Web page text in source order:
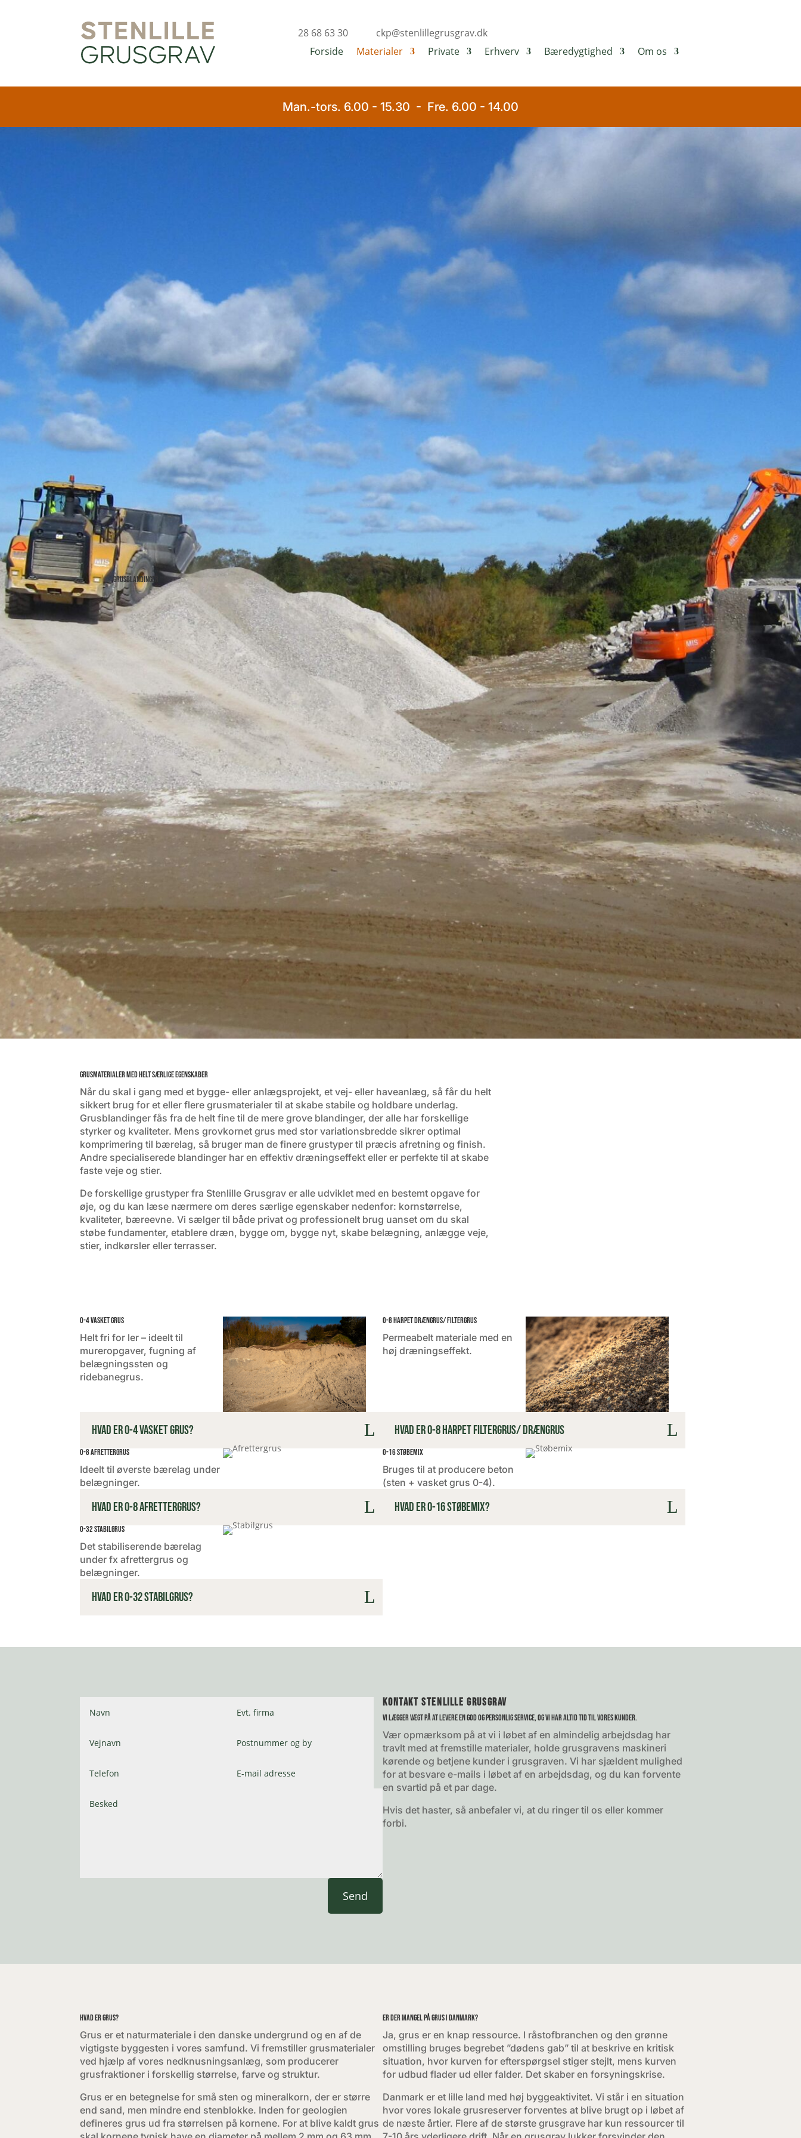
28 68 63 30
ckp@stenlillegrusgrav.dk
Forside
Materialer Private Erhverv Bæredygtighed Om os
Man.-tors. 6.00 - 15.30 - Fre. 6.00 - 14.00
grusblandinger
Grusmaterialer med helt særlige egenskaber
Når du skal i gang med et bygge- eller anlægsprojekt, et vej- eller haveanlæg, så får du helt
sikkert brug for et eller flere grusmaterialer til at skabe stabile og holdbare underlag.
Grusblandinger fås fra de helt fine til de mere grove blandinger, der alle har forskellige
styrker og kvaliteter. Mens grovkornet grus med stor variationsbredde sikrer optimal
komprimering til bærelag, så bruger man de finere grustyper til præcis afretning og finish.
Andre specialiserede blandinger har en effektiv dræningseffekt eller er perfekte til at skabe
faste veje og stier.
De forskellige grustyper fra Stenlille Grusgrav er alle udviklet med en bestemt opgave for
øje, og du kan læse nærmere om deres særlige egenskaber nedenfor: kornstørrelse,
kvaliteter, bæreevne. Vi sælger til både privat og professionelt brug uanset om du skal
støbe fundamenter, etablere dræn, bygge om, bygge nyt, skabe belægning, anlægge veje,
stier, indkørsler eller terrasser.
0-4 vasket grus
Helt fri for ler – ideelt til
mureropgaver, fugning af
belægningssten og
ridebanegrus.
Hvad er 0-4 vasket grus?
0-8 harpet drængrus/ filtergrus
Permeabelt materiale med en
høj dræningseffekt.
Hvad er 0-8 harpet filtergrus/ drængrus
0-8 afrettergrus
Ideelt til øverste bærelag under
belægninger.
Hvad er 0-8 afrettergrus?
0-16 støbemix
Bruges til at producere beton
(sten + vasket grus 0-4).
Hvad er 0-16 støbemix?
0-32 stabilgrus
Det stabiliserende bærelag
under fx afrettergrus og
belægninger.
Hvad er 0-32 stabilgrus?
Send
Kontakt Stenlille Grusgrav
Vi lægger vægt på at levere en god og personlig service, og vi har altid tid til vores kunder.
Vær opmærksom på at vi i løbet af en almindelig arbejdsdag har
travlt med at fremstille materialer, holde grusgravens maskineri
kørende og betjene kunder i grusgraven. Vi har sjældent mulighed
for at besvare e-mails i løbet af en arbejdsdag, og du kan forvente
en svartid på et par dage.
Hvis det haster, så anbefaler vi, at du ringer til os eller kommer
forbi.
Hvad er grus?
Grus er et naturmateriale i den danske undergrund og en af de
vigtigste byggesten i vores samfund. Vi fremstiller grusmaterialer
ved hjælp af vores nedknusningsanlæg, som producerer
grusfraktioner i forskellig størrelse, farve og struktur.
Grus er en betegnelse for små sten og mineralkorn, der er større
end sand, men mindre end stenblokke. Inden for geologien
defineres grus ud fra størrelsen på kornene. For at blive kaldt grus
Er der mangel på grus i Danmark?
Ja, grus er en knap ressource. I råstofbranchen og den grønne
omstilling bruges begrebet ”dødens gab” til at beskrive en kritisk
situation, hvor kurven for efterspørgsel stiger stejlt, mens kurven
for udbud flader ud eller falder. Det skaber en forsyningskrise.
Danmark er et lille land med høj byggeaktivitet. Vi står i en situation
hvor vores lokale grusreserver forventes at blive brugt op i løbet af
de næste årtier. Flere af de største grusgrave har kun ressourcer til